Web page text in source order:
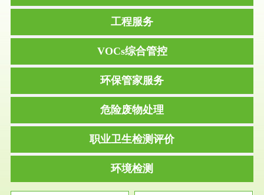
工程服务
VOCs综合管控
环保管家服务
危险废物处理
职业卫生检测评价
环境检测